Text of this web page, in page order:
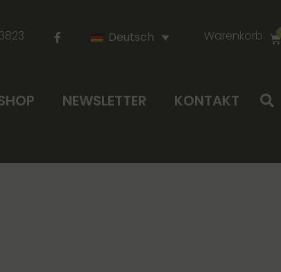
Deutsch Warenkorb
NEWSLETTER KONTAKT